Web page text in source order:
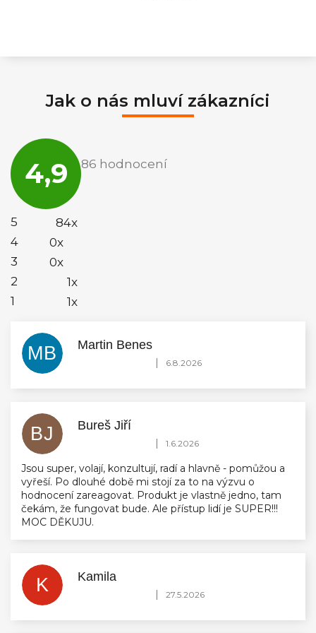
Jak o nás mluví zákazníci
4,9
hodnocení
obchodu
je
86 hodnocení
5
84x
4
0x
3
0x
2
1x
1
1x
MB Martin Benes
Hodnocení obchodu je 5 z 5 hvězdiček.
| 6.8.2026
BJ Bureš Jiří
Hodnocení obchodu je 5 z 5 hvězdiček.
| 1.6.2026
Jsou super, volají, konzultují, radí a hlavně - pomůžou a
vyřeší. Po dlouhé době mi stojí za to na výzvu o
hodnocení zareagovat. Produkt je vlastně jedno, tam
čekám, že fungovat bude. Ale přístup lidí je SUPER!!!
MOC DĚKUJU.
K Kamila
Hodnocení obchodu je 5 z 5 hvězdiček.
| 27.5.2026